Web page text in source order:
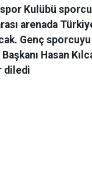
Kulübü
arenada
Genç
Hasan
diledi